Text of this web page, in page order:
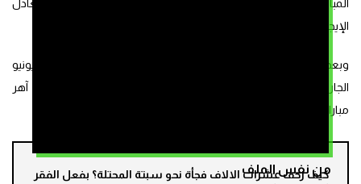
كيف زحف عشرات الالاف فجأة نحو سبتة المحتلة؟ بفعل الفقر
المباراة، لكن كان للحظ رأي آخر قبل أن ينتهي اللقاء على إيقاع التعادل
الإيجابي هدف لمثله.
وبعد هذه المباراة، سيواجه أسود الأطلس منتخب اسكتلندا يوم 19 يونيو
الجاري ببوسطن، في ثاني مباريات المجموعة الثالثة، قبل أن يخوضوا آهر
مباراة عن هذا الدور أمام منتخب هايتي، يوم 24 يونيو 2026 بأتلانتا.
من نفس الملف